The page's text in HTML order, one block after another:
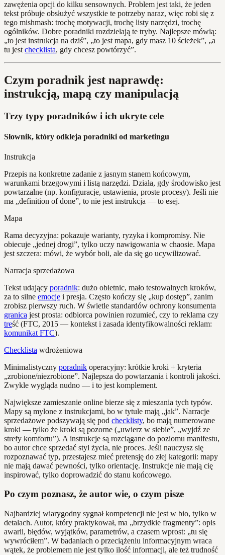
zawężenia opcji do kilku sensownych. Problem jest taki, że jeden
tekst próbuje obsłużyć wszystkie te potrzeby naraz, więc robi się z
tego mishmash: trochę motywacji, trochę listy narzędzi, trochę
ogólników. Dobre poradniki rozdzielają te tryby. Najlepsze mówią:
„to jest instrukcja na dziś”, „to jest mapa, gdy masz 10 ścieżek”, „a
tu jest checklista, gdy chcesz powtórzyć”.
Czym poradnik jest naprawdę:
instrukcją, mapą czy manipulacją
Trzy typy poradników i ich ukryte cele
Słownik, który odkleja poradniki od marketingu
Instrukcja
Przepis na konkretne zadanie z jasnym stanem końcowym,
warunkami brzegowymi i listą narzędzi. Działa, gdy środowisko jest
powtarzalne (np. konfiguracje, ustawienia, proste procesy). Jeśli nie
ma „definition of done”, to nie jest instrukcja — to esej.
Mapa
Rama decyzyjna: pokazuje warianty, ryzyka i kompromisy. Nie
obiecuje „jednej drogi”, tylko uczy nawigowania w chaosie. Mapa
jest szczera: mówi, że wybór boli, ale da się go ucywilizować.
Narracja sprzedażowa
Tekst udający poradnik: dużo obietnic, mało testowalnych kroków,
za to silne emocje i presja. Często kończy się „kup dostęp”, zanim
zrobisz pierwszy ruch. W świetle standardów ochrony konsumenta
granica jest prosta: odbiorca powinien rozumieć, czy to reklama czy
treść (FTC, 2015 — kontekst i zasada identyfikowalności reklam:
komunikat FTC).
Checklista wdrożeniowa
Minimalistyczny poradnik operacyjny: krótkie kroki + kryteria
„zrobione/niezrobione”. Najlepsza do powtarzania i kontroli jakości.
Zwykle wygląda nudno — i to jest komplement.
Największe zamieszanie online bierze się z mieszania tych typów.
Mapy są mylone z instrukcjami, bo w tytule mają „jak”. Narracje
sprzedażowe podszywają się pod checklisty, bo mają numerowane
kroki — tylko że kroki są pozorne („uwierz w siebie”, „wyjdź ze
strefy komfortu”). A instrukcje są rozciągane do poziomu manifestu,
bo autor chce sprzedać styl życia, nie proces. Jeśli nauczysz się
rozpoznawać typ, przestajesz mieć pretensję do złej kategorii: mapy
nie mają dawać pewności, tylko orientację. Instrukcje nie mają cię
inspirować, tylko doprowadzić do stanu końcowego.
Po czym poznasz, że autor wie, o czym pisze
Najbardziej wiarygodny sygnał kompetencji nie jest w bio, tylko w
detalach. Autor, który praktykował, ma „brzydkie fragmenty”: opis
awarii, błędów, wyjątków, parametrów, a czasem wprost: „tu się
wywróciłem”. W badaniach o przeciążeniu informacyjnym wraca
wątek, że problemem nie jest tylko ilość informacji, ale też trudność